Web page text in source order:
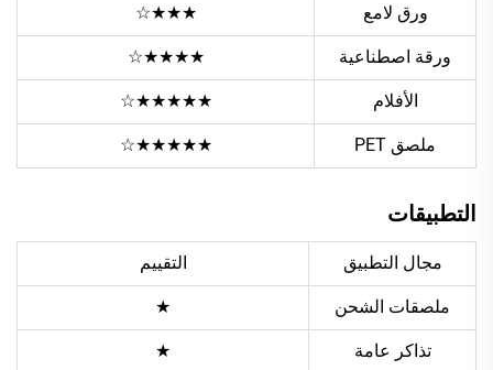
ورق لامع ★★★☆
ورقة اصطناعية ★★★★☆
الأفلام ★★★★★☆
ملصق PET ★★★★★☆
التطبيقات
مجال التطبيق التقييم
ملصقات الشحن ★
تذاكر عامة
★